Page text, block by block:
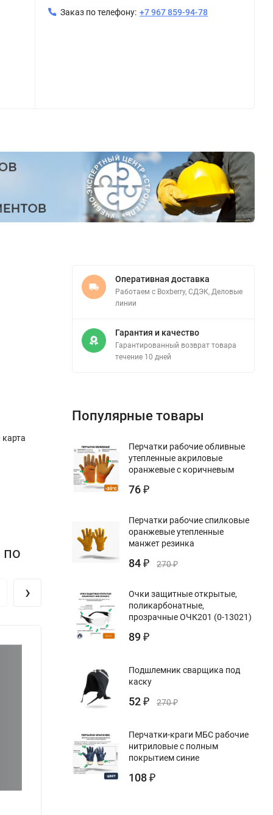
Заказ по телефону: +7 967 859-94-78
по
›
Оперативная доставка
Работаем с Boxberry, СДЭК, Деловые
линии
Гарантия и качество
Гарантированный возврат товара
течение 10 дней
Популярные товары
Перчатки рабочие обливные
утепленные акриловые
оранжевые с коричневым
76 ₽
Перчатки рабочие спилковые
оранжевые утепленные
манжет резинка
84 ₽ 270₽
Очки защитные открытые,
поликарбонатные,
прозрачные ОЧК201 (0-13021)
89 ₽
Подшлемник сварщика под
каску
52 ₽ 270₽
Перчатки-краги МБС рабочие
нитриловые с полным
покрытием синие
108 ₽